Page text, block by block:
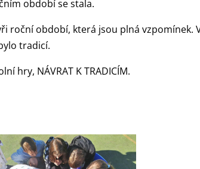
období se stala.
roční období, která jsou plná vzpomínek.
tradicí.
hry, NÁVRAT K TRADICÍM.